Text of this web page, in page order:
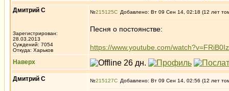
Дмитрий С
Зарегистрирован:
28.03.2013
Суждений: 7054
Откуда: Харьков
№215125 Добавлено: Вт 09 Сен 14, 02:18 (12 лет
Песня о постоянстве:
https://www.youtube.com/
Наверх
Дмитрий С №215127 Добавлено: Вт 09 Сен 14, 02:56 (12 лет